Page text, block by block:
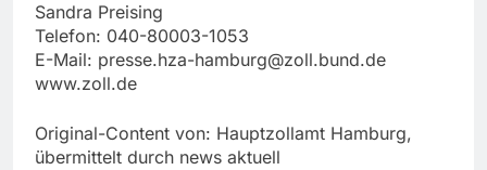
Sandra Preising
Telefon: 040-80003-1053
E-Mail: presse.hza-hamburg@zoll.bund.de
www.zoll.de
Original-Content von: Hauptzollamt Hamburg,
übermittelt durch news aktuell